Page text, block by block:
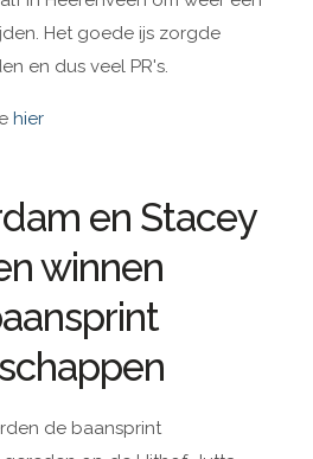
Het goede ijs zorgde
en dus veel PR's.
hier
en Stacey
winnen
de baansprint